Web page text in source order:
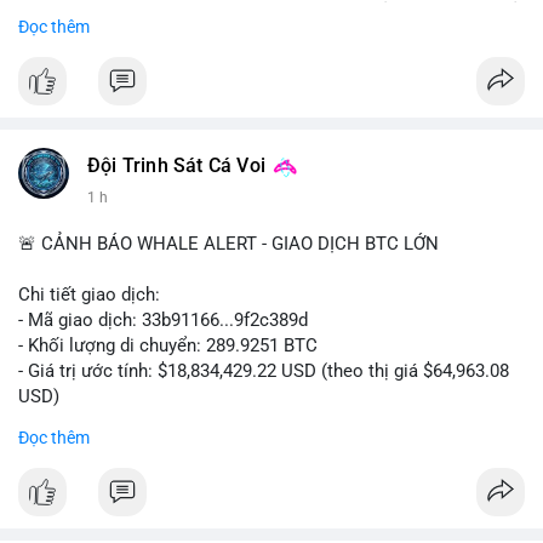
lớn cho nụ cười khỏe mạnh.
#dentabiome #badbreathsolution
Đọc thêm
Đội Trinh Sát Cá Voi
1 h
🚨 CẢNH BÁO WHALE ALERT - GIAO DỊCH BTC LỚN
Chi tiết giao dịch:
- Mã giao dịch: 33b91166...9f2c389d
- Khối lượng di chuyển: 289.9251 BTC
- Giá trị ước tính: $18,834,429.22 USD (theo thị giá $64,963.08
USD)
Khối lượng gần 290 BTC tương đương gần 19 triệu USD được
Đọc thêm